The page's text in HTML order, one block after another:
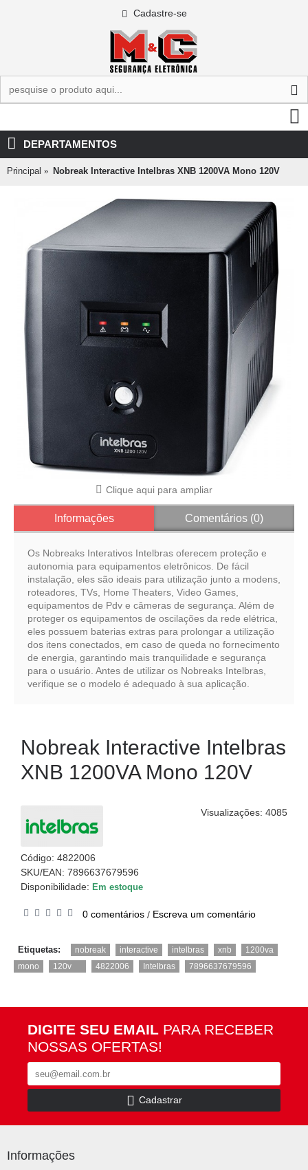
Cadastre-se
DEPARTAMENTOS
Principal Nobreak Interactive Intelbras XNB 1200VA Mono 120V
Clique aqui para ampliar
Informações Comentários (0)
Os Nobreaks Interativos Intelbras oferecem proteção e
autonomia para equipamentos eletrônicos. De fácil
instalação, eles são ideais para utilização junto a modens,
roteadores, TVs, Home Theaters, Video Games,
equipamentos de Pdv e câmeras de segurança. Além de
proteger os equipamentos de oscilações da rede elétrica,
eles possuem baterias extras para prolongar a utilização
dos itens conectados, em caso de queda no fornecimento
de energia, garantindo mais tranquilidade e segurança
para o usuário. Antes de utilizar os Nobreaks Intelbras,
verifique se o modelo é adequado à sua aplicação.
Nobreak Interactive Intelbras
XNB 1200VA Mono 120V
Visualizações: 4085
Código: 4822006
SKU/EAN: 7896637679596
Disponibilidade: Em estoque
0 comentários / Escreva um comentário
Etiquetas: nobreak interactive intelbras xnb 1200va
mono 120v 4822006 Intelbras 7896637679596
DIGITE SEU EMAIL PARA RECEBER
NOSSAS OFERTAS!
Cadastrar
Informações